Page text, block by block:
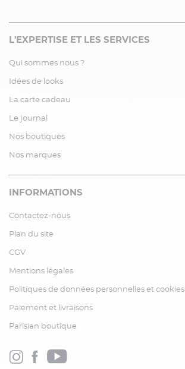
L'EXPERTISE ET LES SERVICES
Qui sommes nous ?
Idées de looks
La carte cadeau
Le journal
Nos boutiques
Nos marques
INFORMATIONS
Contactez-nous
Plan du site
CGV
Mentions légales
Politiques de données personnelles et cookies
Paiement et livraisons
Parisian boutique